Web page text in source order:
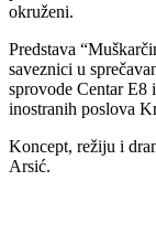
okruženi.
Predstava
saveznici u
sprovode Centar
inostranih poslova
Koncept, režiju i
Arsić.